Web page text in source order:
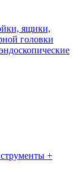
ящики,
головки
+